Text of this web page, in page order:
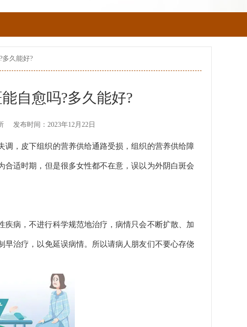
多久能好?
自愈吗?多久能好?
发布时间：2023年12月22日
，皮下组织的营养供给通路受损，组织的营养供给障
适时期，但是很多女性都不在意，误以为外阴白斑会
病，不进行科学规范地治疗，病情只会不断扩散、加
治疗，以免延误病情。所以请病人朋友们不要心存侥